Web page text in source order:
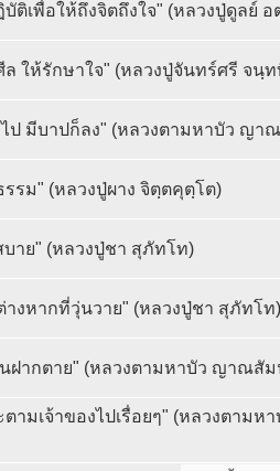
ติเพื่อให้ถึงจิตถึงใจ" (หลวงปู่ดูลย์ อ
ล ให้รักษาใจ" (หลวงปู่จันทร์ศรี จนฺ
ป มีบาปก็ลง" (หลวงตามหาบัว ญา
รม" (หลวงปู่ผาง จิตฺตคุตฺโต)
บาย" (หลวงปู่ชา สุภัทโท)
างหากที่วุ่นวาย" (หลวงปู่ชา สุภัทโท)
นฝากตาย" (หลวงตามหาบัว ญาณสั
ตามเจ้าของไปเรื่อยๆ" (หลวงตาม